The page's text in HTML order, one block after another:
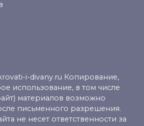
i-divany.ru Копирование,
использование, в том числе
материалов возможно
письменного разрешения.
не несет ответственности за